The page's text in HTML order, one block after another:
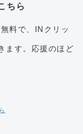
ちら
料で、INクリッ
ます。応援のほど